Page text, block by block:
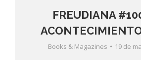
FREUDIANA
Books & Magazines 19 de